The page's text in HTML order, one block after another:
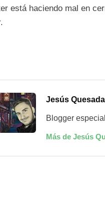
está haciendo mal en
Jesús Quesada
Blogger
Más de Jesús